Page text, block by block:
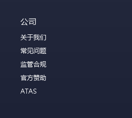
公司
关于我们
常见问题
监管合规
官方赞助
ATAS